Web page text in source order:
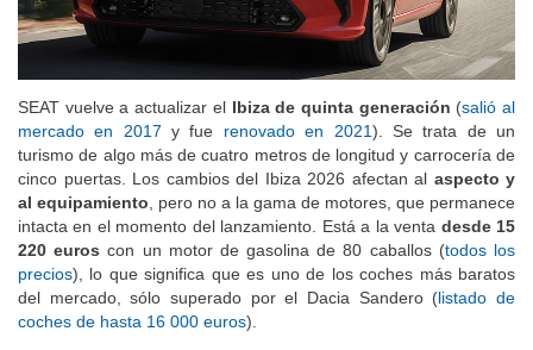
SEAT vuelve a actualizar el Ibiza de quinta generación (salió al
mercado en 2017 y fue renovado en 2021). Se trata de un
turismo de algo más de cuatro metros de longitud y carrocería de
cinco puertas. Los cambios del Ibiza 2026 afectan al aspecto y
al equipamiento, pero no a la gama de motores, que permanece
intacta en el momento del lanzamiento. Está a la venta desde 15
220 euros con un motor de gasolina de 80 caballos (todos los
precios), lo que significa que es uno de los coches más baratos
del mercado, sólo superado por el Dacia Sandero (listado de
coches de hasta 16 000 euros).